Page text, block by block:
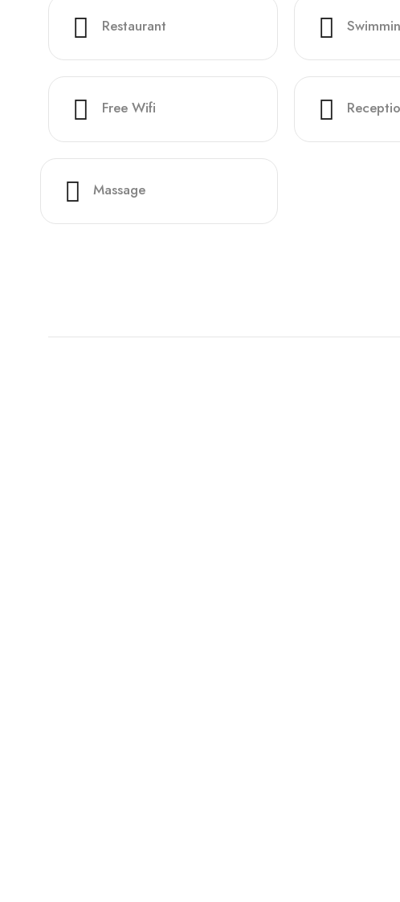
Restaurant
Free Wifi
Massage